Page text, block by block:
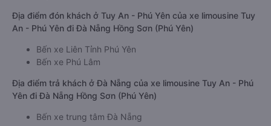
Địa điểm đón khách ở Tuy An - Phú Yên của xe limousine Tuy
An - Phú Yên đi Đà Nẵng Hồng Sơn (Phú Yên)
Bến xe Liên Tỉnh Phú Yên
Bến xe Phú Lâm
Địa điểm trả khách ở Đà Nẵng của xe limousine Tuy An - Phú
Yên đi Đà Nẵng Hồng Sơn (Phú Yên)
Bến xe trung tâm Đà Nẵng